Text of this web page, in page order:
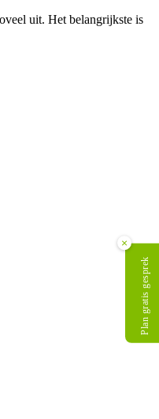
uit. Het belangrijkste is
×
Plan gratis gesprek